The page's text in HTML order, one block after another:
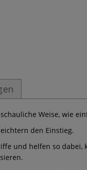
Weise, wie
den Einstieg.
und helfen so